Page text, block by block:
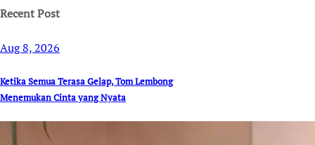
Recent Post
Aug 8, 2026
Ketika Semua Terasa Gelap, Tom Lembong
Menemukan Cinta yang Nyata